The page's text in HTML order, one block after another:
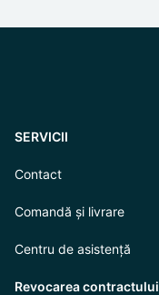
SERVICII
Contact
Comandă și livrare
Centru de asistență
Revocarea contractului